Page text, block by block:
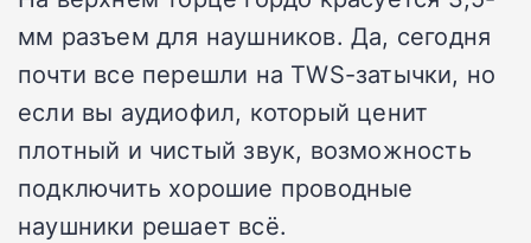
мм разъем для наушников. Да, сегодня
почти все перешли на TWS-затычки, но
если вы аудиофил, который ценит
плотный и чистый звук, возможность
подключить хорошие проводные
наушники решает всё.